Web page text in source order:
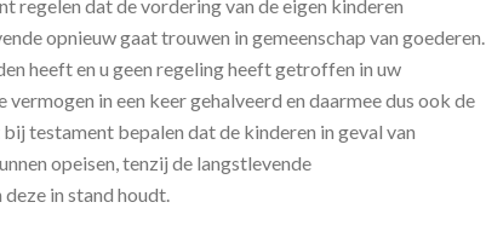
regelen dat de vordering van de eigen kinderen
opnieuw gaat trouwen in gemeenschap van goederen.
heeft en u geen regeling heeft getroffen in uw
in een keer gehalveerd en daarmee dus ook de
testament bepalen dat de kinderen in geval van
opeisen, tenzij de langstlevende
in stand houdt.